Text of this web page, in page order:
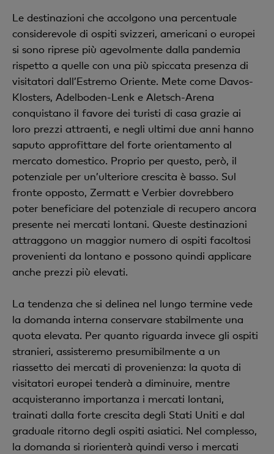
Le destinazioni che accolgono una percentuale
considerevole di ospiti svizzeri, americani o europei
si sono riprese più agevolmente dalla pandemia
rispetto a quelle con una più spiccata presenza di
visitatori dall’Estremo Oriente. Mete come Davos-
Klosters, Adelboden-Lenk e Aletsch-Arena
conquistano il favore dei turisti di casa grazie ai
loro prezzi attraenti, e negli ultimi due anni hanno
saputo approfittare del forte orientamento al
mercato domestico. Proprio per questo, però, il
potenziale per un’ulteriore crescita è basso. Sul
fronte opposto, Zermatt e Verbier dovrebbero
poter beneficiare del potenziale di recupero ancora
presente nei mercati lontani. Queste destinazioni
attraggono un maggior numero di ospiti facoltosi
provenienti da lontano e possono quindi applicare
anche prezzi più elevati.
La tendenza che si delinea nel lungo termine vede
la domanda interna conservare stabilmente una
quota elevata. Per quanto riguarda invece gli ospiti
stranieri, assisteremo presumibilmente a un
riassetto dei mercati di provenienza: la quota di
visitatori europei tenderà a diminuire, mentre
acquisteranno importanza i mercati lontani,
trainati dalla forte crescita degli Stati Uniti e dal
graduale ritorno degli ospiti asiatici. Nel complesso,
la domanda si riorienterà quindi verso i mercati